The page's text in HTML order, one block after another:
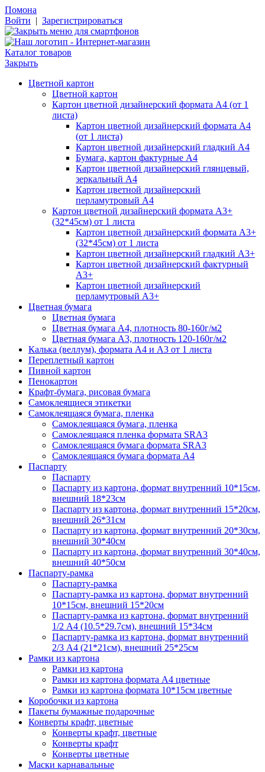
Помона
Войти | Зарегистрироваться
Каталог товаров
Закрыть
Цветной картон
Цветной картон
Картон цветной дизайнерский формата А4 (от 1
листа)
Картон цветной дизайнерский формата А4
(от 1 листа)
Картон цветной дизайнерский гладкий А4
Бумага, картон фактурные А4
Картон цветной дизайнерский глянцевый,
зеркальный А4
Картон цветной дизайнерский
перламутровый А4
Картон цветной дизайнерский формата А3+
(32*45см) от 1 листа
Картон цветной дизайнерский формата А3+
(32*45см) от 1 листа
Картон цветной дизайнерский гладкий А3+
Картон цветной дизайнерский фактурный
А3+
Картон цветной дизайнерский
перламутровый А3+
Цветная бумага
Цветная бумага
Цветная бумага А4, плотность 80-160г/м2
Цветная бумага А3, плотность 120-160г/м2
Калька (веллум), формата А4 и А3 от 1 листа
Переплетный картон
Пивной картон
Пенокартон
Крафт-бумага, рисовая бумага
Самоклеящиеся этикетки
Самоклеящаяся бумага, пленка
Самоклеящаяся бумага, пленка
Самоклеящаяся пленка формата SRА3
Самоклеящаяся бумага формата SRА3
Самоклеящаяся бумага формата А4
Паспарту
Паспарту
Паспарту из картона, формат внутренний 10*15см,
внешний 18*23см
Паспарту из картона, формат внутренний 15*20см,
внешний 26*31см
Паспарту из картона, формат внутренний 20*30см,
внешний 30*40см
Паспарту из картона, формат внутренний 30*40см,
внешний 40*50см
Паспарту-рамка
Паспарту-рамка
Паспарту-рамка из картона, формат внутренний
10*15см, внешний 15*20см
Паспарту-рамка из картона, формат внутренний
1/2 А4 (10.5*29.7см), внешний 15*34см
Паспарту-рамка из картона, формат внутренний
2/3 А4 (21*21см), внешний 25*25см
Рамки из картона
Рамки из картона
Рамки из картона формата А4 цветные
Рамки из картона формата 10*15см цветные
Коробочки из картона
Пакеты бумажные подарочные
Конверты крафт, цветные
Конверты крафт, цветные
Конверты крафт
Конверты цветные
Маски карнавальные